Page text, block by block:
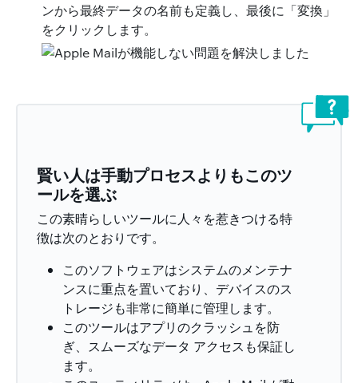
ンから最終データの名前も定義し、最後に「変換」
をクリックします。
賢い人は手動プロセスよりもこのツ
ールを選ぶ
この素晴らしいツールに人々を惹きつける特
徴は次のとおりです。
このソフトウェアはシステムのメンテナ
ンスに重点を置いており、デバイスのス
トレージも非常に簡単に管理します。
このツールはアプリのクラッシュを防
ぎ、スムーズなデータ アクセスも保証し
ます。